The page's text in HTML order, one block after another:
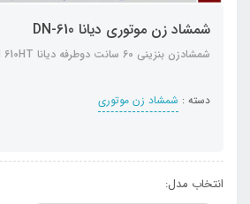
شمشاد زن موتوری دیانا DN-610
شمشادزن بنزینی 60 سانت دوطرفه دیانا DN 610HT
دسته : شمشاد زن موتوری
انتخاب مدل: